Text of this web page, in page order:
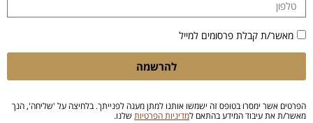
מאשר/ת קבלת פרסומים למייל
להרשמה
הפרטים אשר ימסרו בטופס זה ישמשו אותנו למתן מענה לפנייתך. בלחיצה על 'שליחה', הנך
מאשר/ת את עיבוד המידע בהתאם למדיניות הפרטיות שלנו.